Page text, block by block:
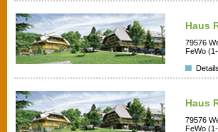
Haus
79576
FeWo
Haus
79576
FeWo